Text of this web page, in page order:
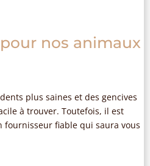
nos animaux
plus saines et des gencives
à trouver. Toutefois, il est
fournisseur fiable qui saura vous